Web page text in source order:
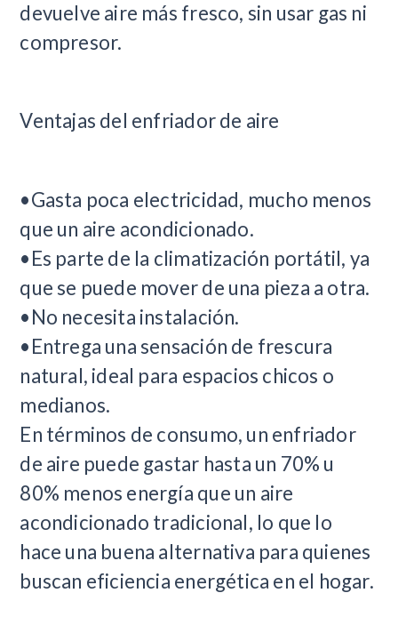
devuelve aire más fresco, sin usar gas ni
compresor.
Ventajas del enfriador de aire
•Gasta poca electricidad, mucho menos
que un aire acondicionado.
•Es parte de la climatización portátil, ya
que se puede mover de una pieza a otra.
•No necesita instalación.
•Entrega una sensación de frescura
natural, ideal para espacios chicos o
medianos.
En términos de consumo, un enfriador
de aire puede gastar hasta un 70% u
80% menos energía que un aire
acondicionado tradicional, lo que lo
hace una buena alternativa para quienes
buscan eficiencia energética en el hogar.